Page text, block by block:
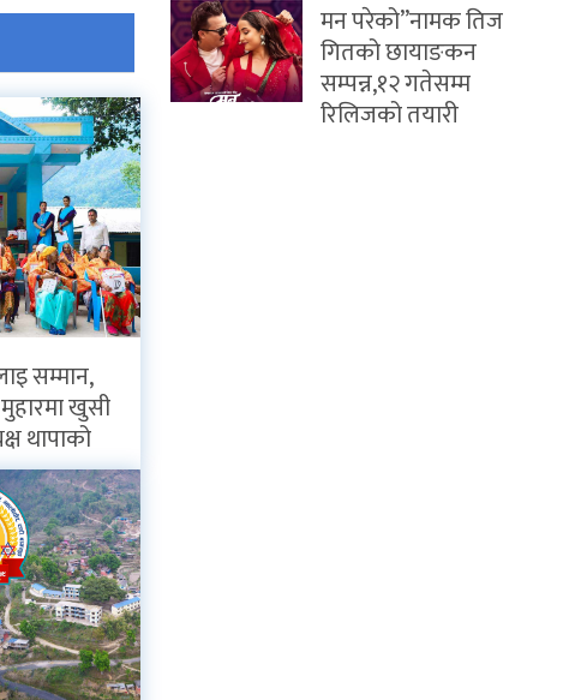
सम्मान,
खुसी
थापाको
मन परेको”नामक तिज
गितको छायाङकन
सम्पन्न,१२ गतेसम्म
रिलिजको तयारी